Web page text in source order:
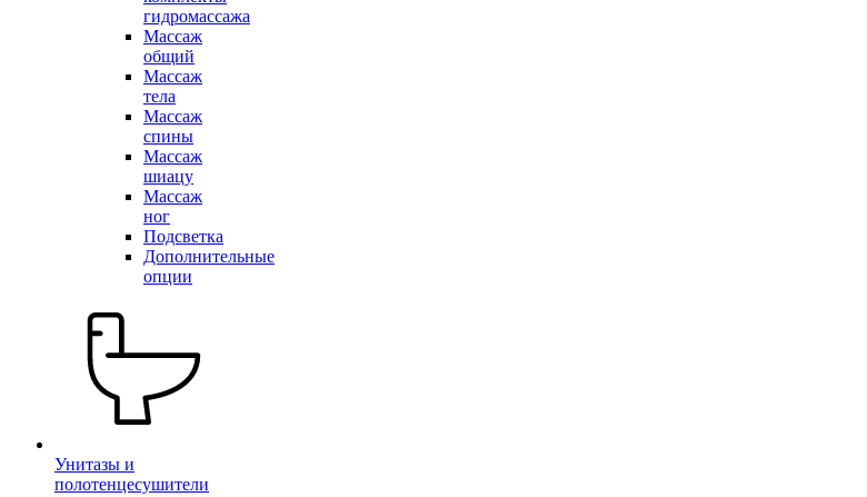
гидромассажа
Массаж
общий
Массаж
тела
Массаж
спины
Массаж
шиацу
Массаж
ног
Подсветка
Дополнительные
опции
Унитазы и
полотенцесушители